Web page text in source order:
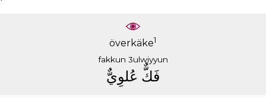
överkäke1
fakkun 3ulwiyyun
ﻓَﻚٌّ ﻋُﻠﻮِﻱٌّ